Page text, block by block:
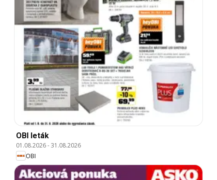
OBI leták
01.08.2026-31.08.2026
OBI